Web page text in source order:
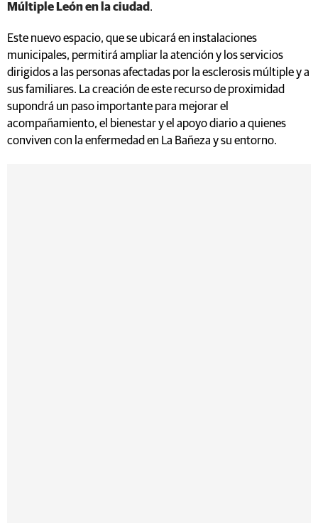
Múltiple León en la ciudad .
Este nuevo espacio, que se ubicará en instalaciones
municipales, permitirá ampliar la atención y los servicios
dirigidos a las personas afectadas por la esclerosis múltiple y a
sus familiares. La creación de este recurso de proximidad
supondrá un paso importante para mejorar el
acompañamiento, el bienestar y el apoyo diario a quienes
conviven con la enfermedad en La Bañeza y su entorno.